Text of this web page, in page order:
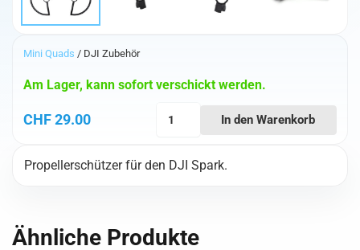
Mini Quads / DJI Zubehör
CHF29.00
Am Lager, kann sofort verschickt werden.
Guard
In den Warenkorb
Propellerschützer für den DJI Spark.
Ähnliche Produkte